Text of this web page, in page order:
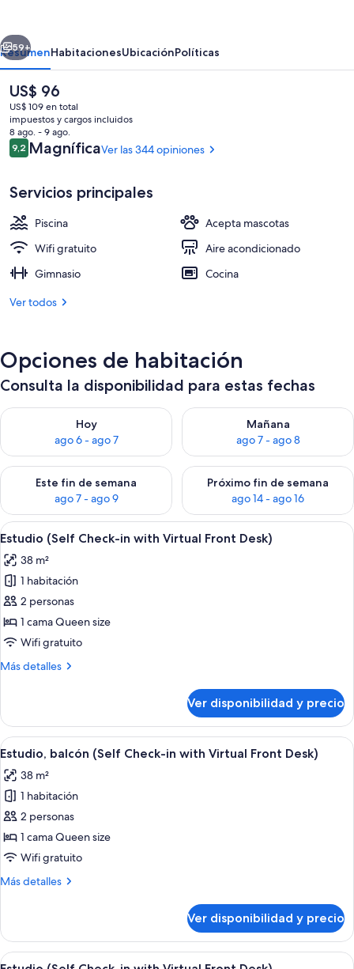
by
Kasa
Lobby
Siguiente
59+
ResumenHabitacionesUbicaciónPolíticas
El
precio
actual
es
de
US$ 96
US$ 96
US$ 109 en total
impuestos y cargos incluidos
8 ago. - 9 ago.
Opiniones
9,29,2 de 10
MagníficaVer las 344 opiniones
Servicios principales
Piscina
Acepta mascotas
Wifi gratuito
Aire acondicionado
Gimnasio
Cocina
Ver todos
Opciones de habitación
Consulta la disponibilidad para estas fechas
Hoy
ago 6 - ago 7
Consulta la disponibilidad para hoy ago 6 - ago 7
Mañana
ago 7 - ago 8
Consulta la disponibilidad
Este fin de semana
ago 7 - ago 9
Consulta la disponibilidad para este fin de semana ago 7 -
Próximo fin de semana
ago 14 - ago 16
Consulta la disponibilidad
Ver
todas
las
fotos
de
Estudio
(Self
in
Front
Desk)
Espacio para trabajar con laptop,
8
Estudio (Self Check-in with Virtual Front Desk)
38 m²
1 habitación
2 personas
1 cama Queen size
Wifi gratuito
Más detalles
Más
(Self
Check-
in
Virtual
Front
Desk)
Ver disponibilidad y precio
Ver
todas
las
fotos
de
Estudio,
balcón
Check-
Virtual
Front
Espacio para trabajar con laptop,
7
Estudio, balcón (Self Check-in with Virtual Front Desk)
38 m²
1 habitación
2 personas
1 cama Queen size
Wifi gratuito
Más detalles
Más
balcón
(Self
Check-
Ver disponibilidad y precio
Ver
Un dormitorio moderno con cama,
6